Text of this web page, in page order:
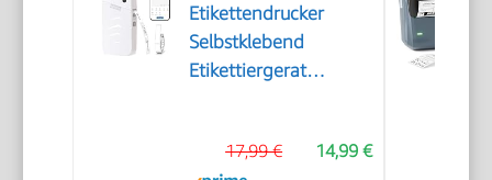
Etikettendrucker
Selbstklebend
Etikettiergerat
14,99 €
17,99 €